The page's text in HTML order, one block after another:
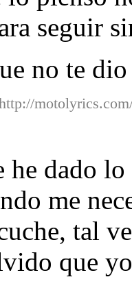
seguir
no te dio
dado lo
me
tal
que